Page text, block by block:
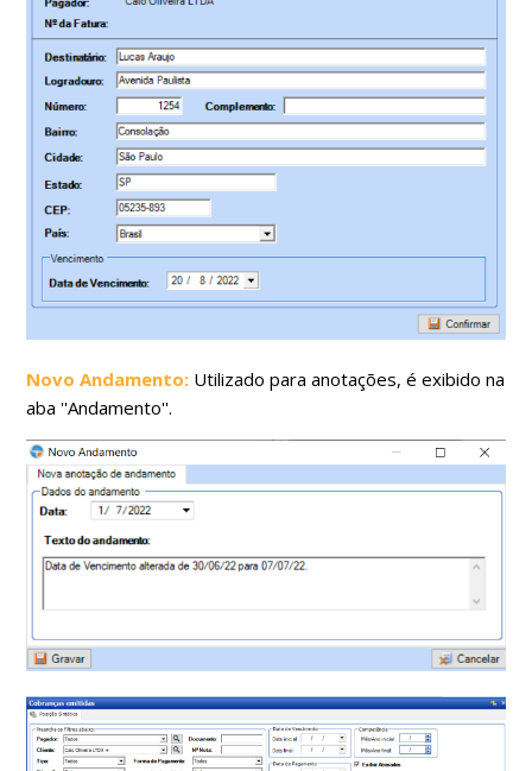
Novo Andamento: Utilizado para anotações, é exibido na
aba ''Andamento''.